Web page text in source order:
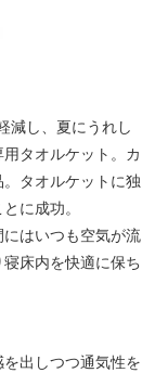
減し、夏にうれし
タオルケット。カ
タオルケットに独
に成功。
はいつも空気が流
床内を快適に保ち
出しつつ通気性を